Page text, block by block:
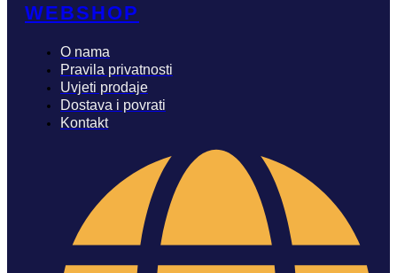
WEBSHOP
O nama
Pravila privatnosti
Uvjeti prodaje
Dostava i povrati
Kontakt